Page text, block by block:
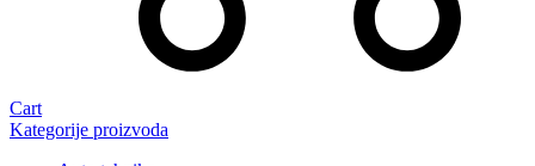
Cart
Kategorije proizvoda